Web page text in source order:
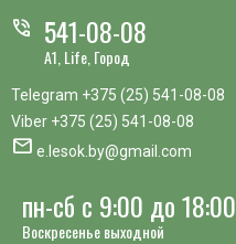
phone_in_talk 541-08-08
A1, Life, Город
Telegram +375 (25) 541-08-08
Viber +375 (25) 541-08-08
mail e.lesok.by@gmail.com
пн-сб с 9:00 до 18:00
Воскресенье выходной